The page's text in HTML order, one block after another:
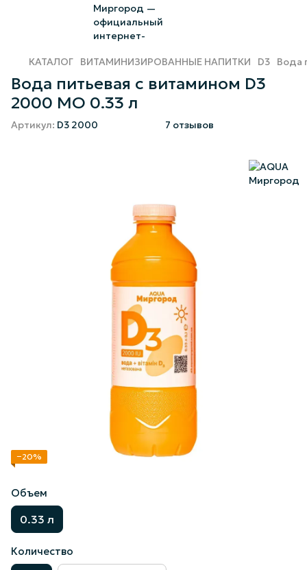
КАТАЛОГ ВИТАМИНИЗИРОВАННЫЕ НАПИТКИ D3 Вода
Вода питьевая с витамином D3
2000 МО 0.33 л
Артикул: D3 2000 7 отзывов
−20%
Объем
0.33 л
Количество